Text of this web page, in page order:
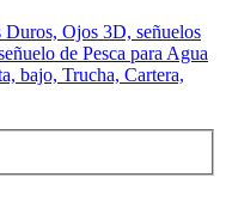
Duros, Ojos 3D, señuelos
de Pesca para Agua
bajo, Trucha, Cartera,